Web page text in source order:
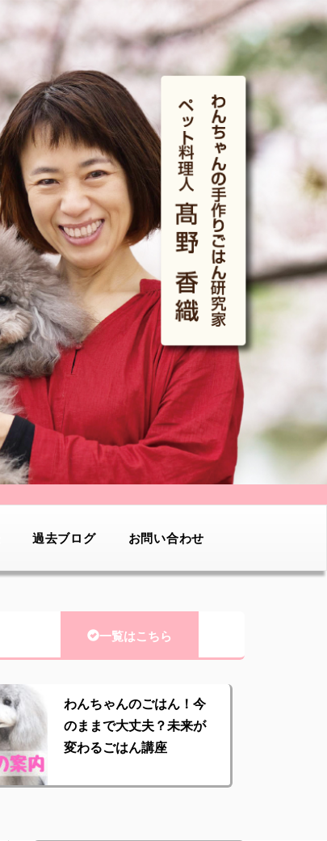
過去ブログ お問い合わせ
一覧はこちら
わんちゃんのごはん！今
のままで大丈夫？未来が
変わるごはん講座